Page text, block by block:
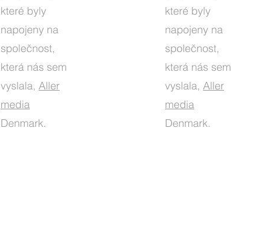
které byly
napojeny na
společnost,
která nás sem
vyslala, Aller
media
Denmark.
které byly
napojeny na
společnost,
která nás sem
vyslala, Aller
media
Denmark.